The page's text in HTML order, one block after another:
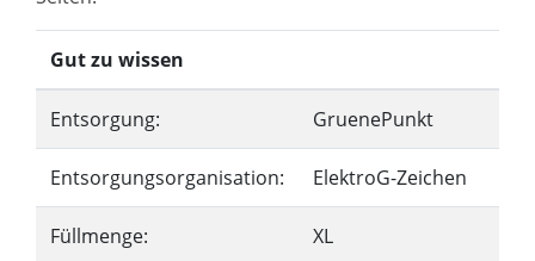
Gut zu wissen
Entsorgung: GruenePunkt
Entsorgungsorganisation: ElektroG-Zeichen
Füllmenge: XL